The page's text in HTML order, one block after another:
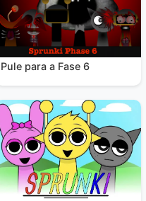
Pule para a Fase 6